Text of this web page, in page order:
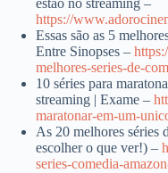
estão no streaming –
https://
Essas são as 5
Entre Sinopses –
melhores-series-de-
10 séries para
streaming | Exame –
maratonar-em-um-
As 20 melhores séries
escolher o que ver!) –
series-comedia-